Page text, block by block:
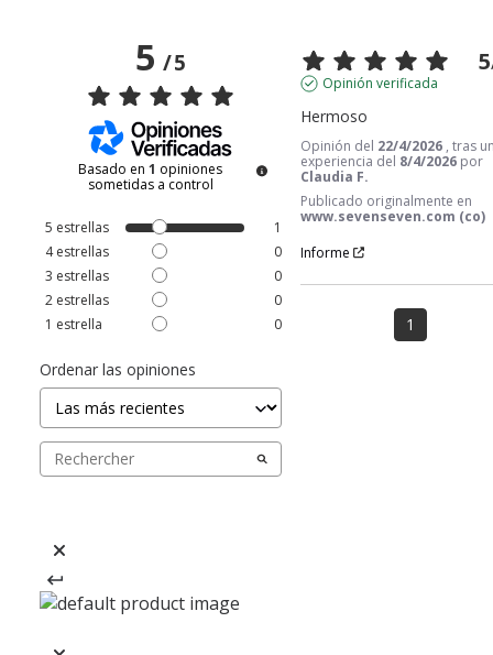
5/5
Basado en1 opiniones
sometidas a control
5 estrellas
1
4estrellas
0
3 estrellas
0
2 estrellas
0
1 estrella 0
Ordenar las opiniones
5
Opinión verificada
Hermoso
Opinión del 22/4/2026 , tras
experiencia del 8/4/2026 por
Claudia F.
Publicado originalmente en
www.sevenseven.com (co)
Informe
1